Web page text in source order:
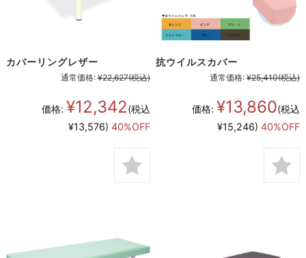
カバーリングレザー
通常価格: ¥22,627(税込)
価格: ¥12,342(税込
¥13,576) 40%OFF
抗ウイルスカバー
通常価格: ¥25,410(税込)
価格: ¥13,860(税込
¥15,246) 40%OFF